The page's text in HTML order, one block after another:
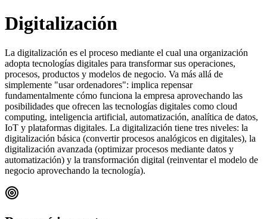
Digitalización
La digitalización es el proceso mediante el cual una organización
adopta tecnologías digitales para transformar sus operaciones,
procesos, productos y modelos de negocio. Va más allá de
simplemente "usar ordenadores": implica repensar
fundamentalmente cómo funciona la empresa aprovechando las
posibilidades que ofrecen las tecnologías digitales como cloud
computing, inteligencia artificial, automatización, analítica de datos,
IoT y plataformas digitales. La digitalización tiene tres niveles: la
digitalización básica (convertir procesos analógicos en digitales), la
digitalización avanzada (optimizar procesos mediante datos y
automatización) y la transformación digital (reinventar el modelo de
negocio aprovechando la tecnología).